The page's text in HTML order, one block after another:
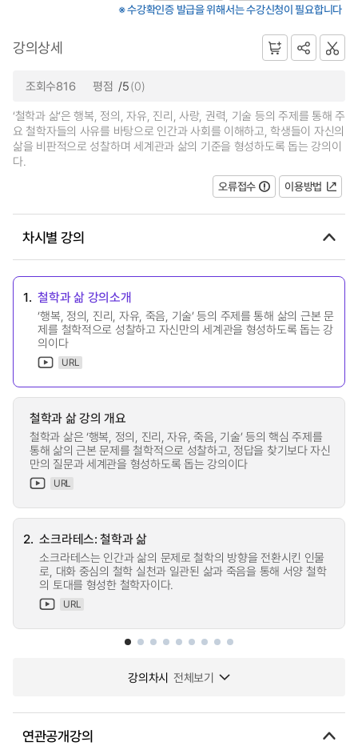
※ 수강확인증 발급을 위해서는 수강신청이 필요합니다
강의상세
조회수816 평점 /5(0)
‘철학과 삶’은 행복, 정의, 자유, 진리, 사랑, 권력, 기술 등의 주제를 통해 주
요 철학자들의 사유를 바탕으로 인간과 사회를 이해하고, 학생들이 자신의
삶을 비판적으로 성찰하며 세계관과 삶의 기준을 형성하도록 돕는 강의이
다.
오류접수
이용방법
차시별 강의
1. 철학과 삶 강의소개
‘행복, 정의, 진리, 자유, 죽음, 기술’ 등의 주제를 통해 삶의 근본 문
제를 철학적으로 성찰하고 자신만의 세계관을 형성하도록 돕는 강
의이다
URL
철학과 삶 강의 개요
철학과 삶은 ‘행복, 정의, 진리, 자유, 죽음, 기술’ 등의 핵심 주제를
통해 삶의 근본 문제를 철학적으로 성찰하고, 정답을 찾기보다 자신
만의 질문과 세계관을 형성하도록 돕는 강의이다
URL
2. 소크라테스: 철학과 삶
소크라테스는 인간과 삶의 문제로 철학의 방향을 전환시킨 인물
로, 대화 중심의 철학 실천과 일관된 삶과 죽음을 통해 서양 철학
의 토대를 형성한 철학자이다.
URL
강의차시 전체보기
연관공개강의